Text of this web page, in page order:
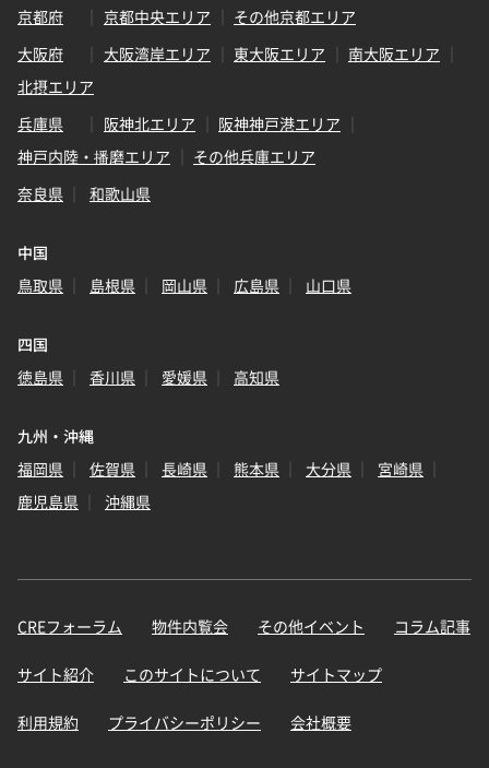
京都府
京都中央エリア
その他京都エリア
大阪府
大阪湾岸エリア 東大阪エリア
南大阪エリア
北摂エリア
兵庫県
阪神北エリア
阪神神戸港エリア
神戸内陸・播磨エリア
その他兵庫エリア
奈良県
和歌山県
中国
鳥取県
島根県 岡山県 広島県 山口県
四国
徳島県
香川県 愛媛県 高知県
九州・沖縄
福岡県
佐賀県 長崎県 熊本県 大分県
宮崎県
鹿児島県
沖縄県
CREフォーラム 物件内覧会 その他イベント コラム記事
サイト紹介 このサイトについて サイトマップ
利用規約 プライバシーポリシー 会社概要